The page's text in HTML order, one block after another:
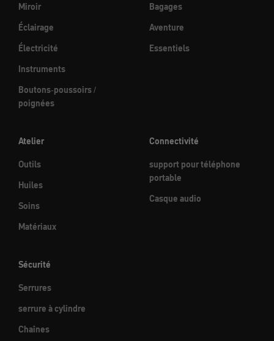
Miroir
Éclairage
Électricité
Instruments
Boutons-poussoirs /
poignées
Bagages
Aventure
Essentiels
Atelier
Outils
Huiles
Soins
Matériaux
Connectivité
support pour téléphone
portable
Casque audio
Sécurité
Serrures
serrure à cylindre
Chaînes